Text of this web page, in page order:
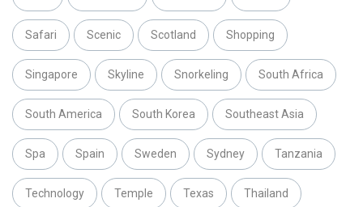
Safari Scenic Scotland Shopping
Singapore Skyline Snorkeling South Africa
South America South Korea Southeast Asia
Spa Spain Sweden Sydney Tanzania
Technology Temple Texas Thailand